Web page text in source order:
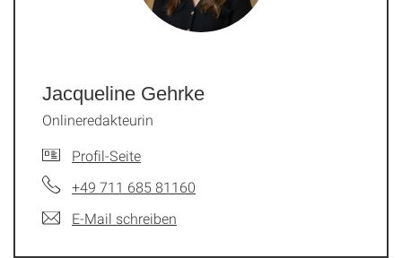
Jacqueline Gehrke
Onlineredakteurin
Profil-Seite
+49 711 685 81160
E-Mail schreiben